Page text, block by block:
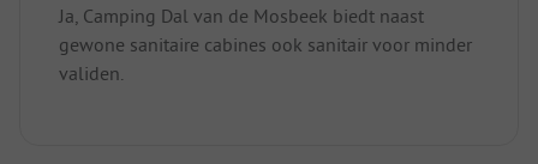
Ja, Camping Dal van de Mosbeek biedt naast
gewone sanitaire cabines ook sanitair voor minder
validen.